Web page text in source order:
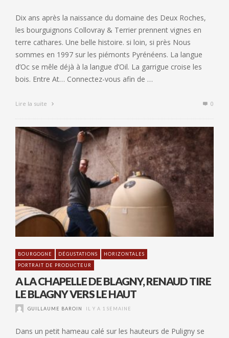
Dix ans après la naissance du domaine des Deux Roches,
les bourguignons Collovray & Terrier prennent vignes en
terre cathares. Une belle histoire. si loin, si près Nous
sommes en 1997 sur les piémonts Pyrénéens. La langue
d’Oc se mêle déjà à la langue d’Oil. La garrigue croise les
bois. Entre At… Connectez-vous afin de …
Lire la suite 0
BOURGOGNE DÉGUSTATIONS
HORIZONTALES
PORTRAIT DE PRODUCTEUR
A LA CHAPELLE DE BLAGNY, RENAUD TIRE
LE BLAGNY VERS LE HAUT
GUILLAUME BAROIN IL Y A 1 SEMAINE
Dans un petit hameau calé sur les hauteurs de Puligny se